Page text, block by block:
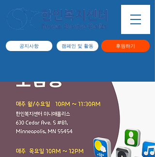
공지사항 캠페인 및 활동 후원하기